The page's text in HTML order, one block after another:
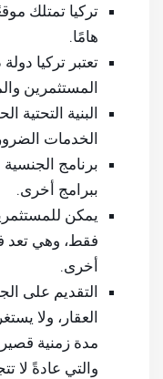
تركيا تمتلك
هامًا.
تعتبر تركيا
المستثمرين
البنية التحتية
الخدمات
برنامج الجنسية
ببرامج أخرى.
فقط، وهي تعد
أخرى.
التقديم على
العقار، ولا
مدة زمنية